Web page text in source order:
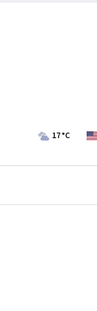
17°C